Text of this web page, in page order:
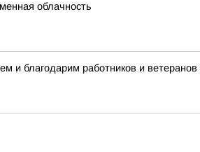
облачность
и благодарим работников и ветеранов